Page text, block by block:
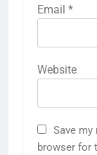
Email *
Website
Save my
browser for